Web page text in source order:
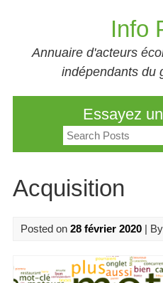
Info
Annuaire d'acteurs
indépendants du
Essayez
Search
for:
Acquisition
Posted on 28 février 2020| By